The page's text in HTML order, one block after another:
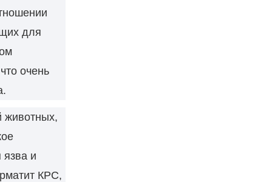
для
очень
животных,
язва и
КРС,